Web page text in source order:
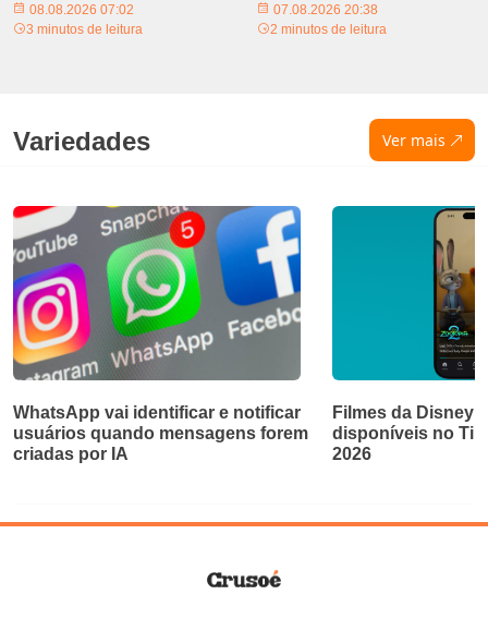
08.08.2026 07:02
3 minutos de leitura
07.08.2026 20:38
2 minutos de leitura
Variedades Ver mais
WhatsApp vai identificar e notificar
usuários quando mensagens forem
criadas por IA
Filmes da Disney
disponíveis no
2026